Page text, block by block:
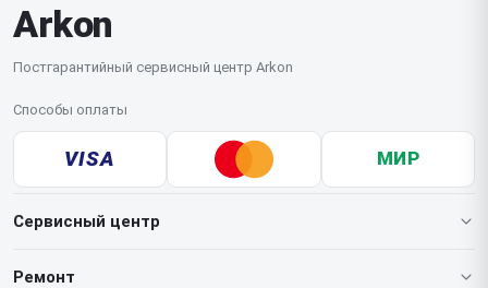
Arkon
Постгарантийный сервисный центр Arkon
Способы оплаты
VISA МИР
Сервисный центр
О нашем сервисе
Ремонт